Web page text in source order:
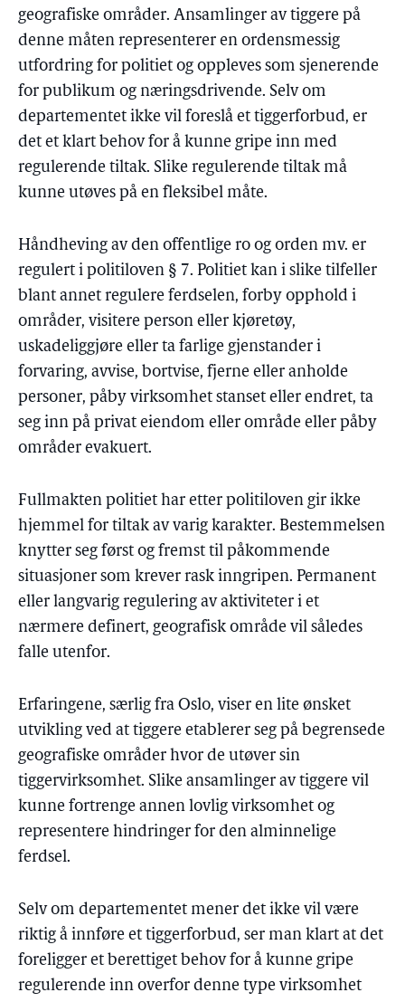
geografiske områder. Ansamlinger av tiggere på
denne måten representerer en ordensmessig
utfordring for politiet og oppleves som sjenerende
for publikum og næringsdrivende. Selv om
departementet ikke vil foreslå et tiggerforbud, er
det et klart behov for å kunne gripe inn med
regulerende tiltak. Slike regulerende tiltak må
kunne utøves på en fleksibel måte.
Håndheving av den offentlige ro og orden mv. er
regulert i politiloven § 7. Politiet kan i slike tilfeller
blant annet regulere ferdselen, forby opphold i
områder, visitere person eller kjøretøy,
uskadeliggjøre eller ta farlige gjenstander i
forvaring, avvise, bortvise, fjerne eller anholde
personer, påby virksomhet stanset eller endret, ta
seg inn på privat eiendom eller område eller påby
områder evakuert.
Fullmakten politiet har etter politiloven gir ikke
hjemmel for tiltak av varig karakter. Bestemmelsen
knytter seg først og fremst til påkommende
situasjoner som krever rask inngripen. Permanent
eller langvarig regulering av aktiviteter i et
nærmere definert, geografisk område vil således
falle utenfor.
Erfaringene, særlig fra Oslo, viser en lite ønsket
utvikling ved at tiggere etablerer seg på begrensede
geografiske områder hvor de utøver sin
tiggervirksomhet. Slike ansamlinger av tiggere vil
kunne fortrenge annen lovlig virksomhet og
representere hindringer for den alminnelige
ferdsel.
Selv om departementet mener det ikke vil være
riktig å innføre et tiggerforbud, ser man klart at det
foreligger et berettiget behov for å kunne gripe
regulerende inn overfor denne type virksomhet